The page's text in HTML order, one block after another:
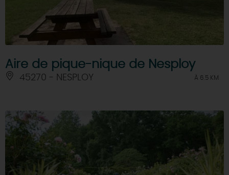
Aire de pique-nique de Nesploy
45270 - NESPLOY À 6.5 KM